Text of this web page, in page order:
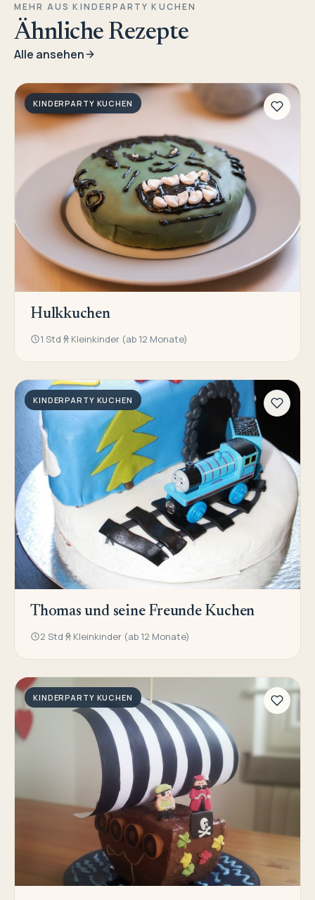
MEHR AUS KINDERPARTY KUCHEN
Ähnliche Rezepte
Alle ansehen
KINDERPARTY KUCHEN
Hulkkuchen
1 Std Kleinkinder (ab 12 Monate)
KINDERPARTY KUCHEN
Thomas und seine Freunde Kuchen
2 Std Kleinkinder (ab 12 Monate)
KINDERPARTY KUCHEN